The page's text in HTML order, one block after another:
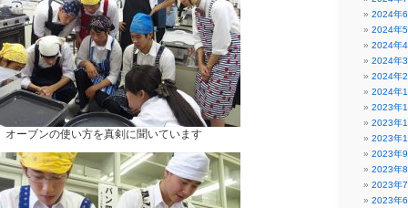
オーブンの使い方を真剣に聞いています
2024年6
2024年5
2024年4
2024年3
2024年2
2024年1
2023年
2023年
2023年
2023年9
2023年8
2023年7
2023年6